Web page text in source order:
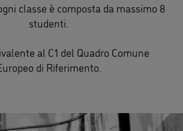
classe è composta da massimo 8
studenti.
al C1 del Quadro Comune
di Riferimento.